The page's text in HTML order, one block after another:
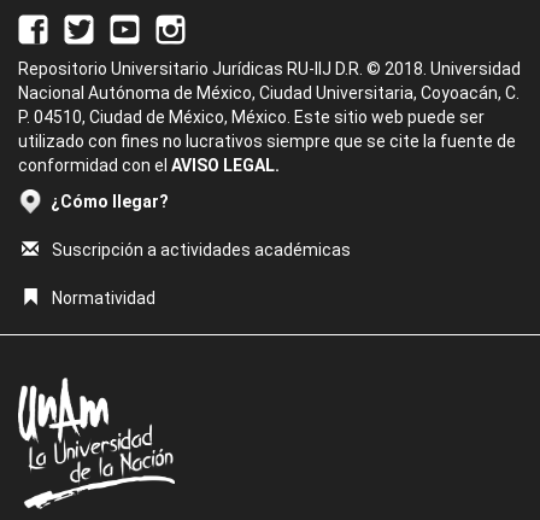
Repositorio Universitario Jurídicas RU-IIJ D.R. © 2018. Universidad
Nacional Autónoma de México, Ciudad Universitaria, Coyoacán, C.
P. 04510, Ciudad de México, México. Este sitio web puede ser
utilizado con fines no lucrativos siempre que se cite la fuente de
conformidad con el AVISO LEGAL.
¿Cómo llegar?
Suscripción a actividades académicas
Normatividad